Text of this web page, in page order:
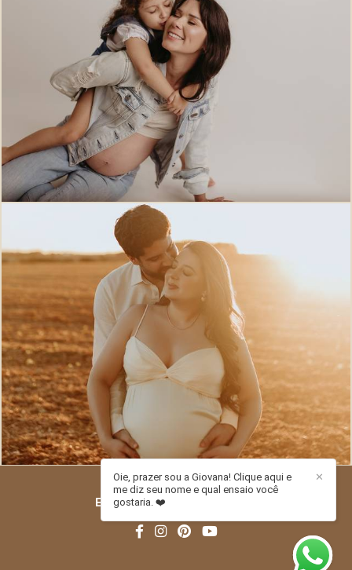
634 0
174
ESTÚDIO PITORI
✕
Oie, prazer sou a Giovana! Clique aqui e
me diz seu nome e qual ensaio você
gostaria. ❤️